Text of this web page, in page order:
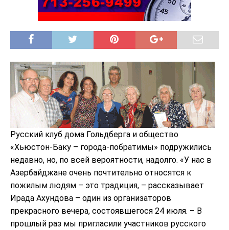
Русский клуб дома Гольдберга и общество
«Хьюстон-Баку – города-побратимы» подружились
недавно, но, по всей вероятности, надолго. «У нас в
Азербайджане очень почтительно относятся к
пожилым людям – это традиция, – рассказывает
Ирада Ахундова – один из организаторов
прекрасного вечера, состоявшегося 24 июля. – В
прошлый раз мы пригласили участников русского